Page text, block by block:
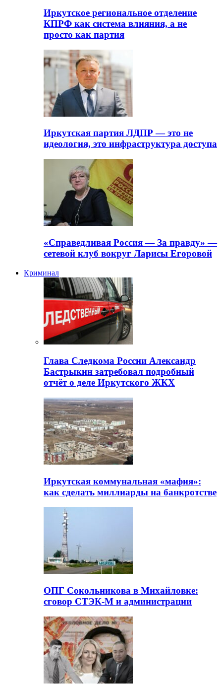
Иркутское региональное отделение
КПРФ как система влияния, а не
просто как партия
Иркутская партия ЛДПР — это не
идеология, это инфраструктура доступа
«Справедливая Россия — За правду» —
сетевой клуб вокруг Ларисы Егоровой
Криминал
Глава Следкома России Александр
Бастрыкин затребовал подробный
отчёт о деле Иркутского ЖКХ
Иркутская коммунальная «мафия»:
как сделать миллиарды на банкротстве
ОПГ Сокольникова в Михайловке:
сговор СТЭК-М и администрации